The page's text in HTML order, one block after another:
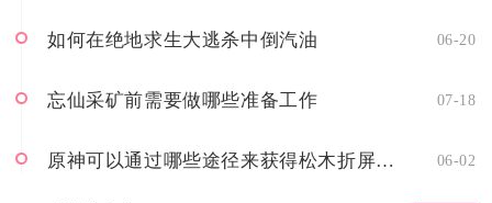
如何在绝地求生大逃杀中倒汽油 06-20
忘仙采矿前需要做哪些准备工作 07-18
原神可以通过哪些途径来获得松木折屏图纸 06-02